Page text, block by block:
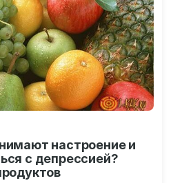
настроение и
с депрессией?